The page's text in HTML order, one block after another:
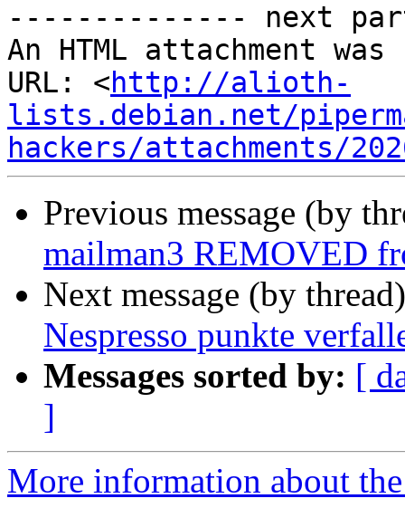
-------------- next
An HTML attachment
URL: <http://alioth-
lists.debian.net/
hackers/attachments/
Previous message (by
mailman3 REMOVED
Next message (by
Nespresso punkte
Messages sorted by: [
]
More information about